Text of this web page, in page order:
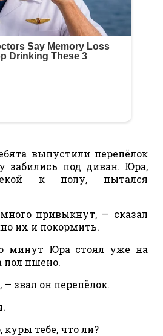
выпустили перепёлок
забились под диван. Юра,
к полу, пытался
привыкнут, — сказал
их и покормить.
минут Юра стоял уже на
пол пшено.
звал он перепёлок.
куры тебе, что ли?